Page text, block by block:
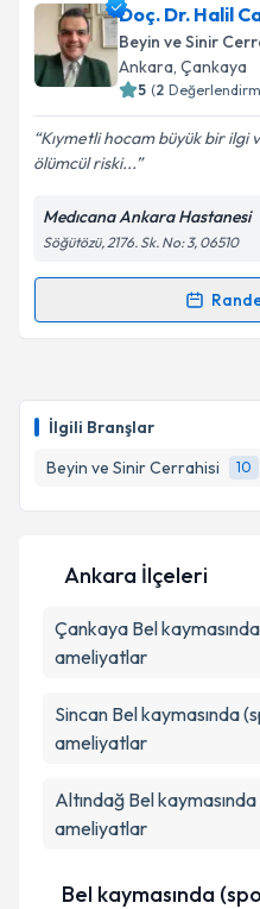
İlgili Branşlar
Beyin ve Sinir Cerrahisi
10
Op. Dr. Yunus Kaçar
oluşturun. Size bu
takvim
Kişisel verilerimin
Metni'ni okudum
kapsamda
Doç. Dr. Halil
Beyin ve Sinir
Ankara, Çankaya
5 (2
Kıymetli hocam büyük bir ilgi
ölümcül riski...
Medıcana Ankara Hastanesi
Söğütözü, 2176. Sk. No: 3, 06510
Randevu Takvimi
için bir takvim
bilgilendireceğiz.
E-posta Adresiniz
Kişisel verilerimin
Metni
Ankara İlçeleri
Çankaya Bel
ameliyatlar
Sincan Bel kaymasında
ameliyatlar
Altındağ Bel
ameliyatlar
Bel kaymasında